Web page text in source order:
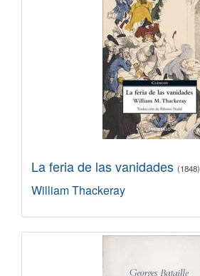
La feria de las vanidades (1848)
William Thackeray